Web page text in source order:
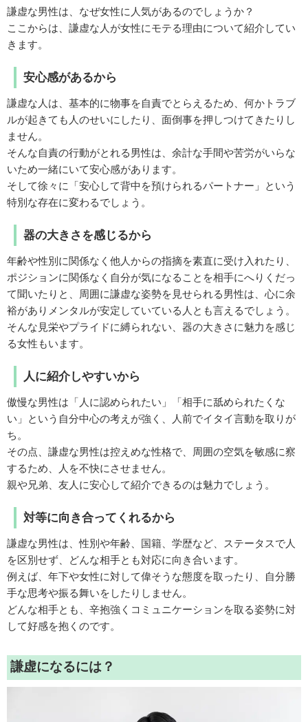
謙虚な男性は、なぜ女性に人気があるのでしょうか？
ここからは、謙虚な人が女性にモテる理由について紹介してい
きます。
安心感があるから
謙虚な人は、基本的に物事を自責でとらえるため、何かトラブ
ルが起きても人のせいにしたり、面倒事を押しつけてきたりし
ません。
そんな自責の行動がとれる男性は、余計な手間や苦労がいらな
いため一緒にいて安心感があります。
そして徐々に「安心して背中を預けられるパートナー」という
特別な存在に変わるでしょう。
器の大きさを感じるから
年齢や性別に関係なく他人からの指摘を素直に受け入れたり、
ポジションに関係なく自分が気になることを相手にへりくだっ
て聞いたりと、周囲に謙虚な姿勢を見せられる男性は、心に余
裕がありメンタルが安定していている人とも言えるでしょう。
そんな見栄やプライドに縛られない、器の大きさに魅力を感じ
る女性もいます。
人に紹介しやすいから
傲慢な男性は「人に認められたい」「相手に舐められたくな
い」という自分中心の考えが強く、人前でイタイ言動を取りが
ち。
その点、謙虚な男性は控えめな性格で、周囲の空気を敏感に察
するため、人を不快にさせません。
親や兄弟、友人に安心して紹介できるのは魅力でしょう。
対等に向き合ってくれるから
謙虚な男性は、性別や年齢、国籍、学歴など、ステータスで人
を区別せず、どんな相手とも対応に向き合います。
例えば、年下や女性に対して偉そうな態度を取ったり、自分勝
手な思考や振る舞いをしたりしません。
どんな相手とも、辛抱強くコミュニケーションを取る姿勢に対
して好感を抱くのです。
謙虚になるには？